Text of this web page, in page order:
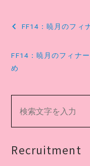
投
ナ
ゲ
ー
ョ
FF14：暁月のフィ
FF14：暁月のフィナ
め
Recruitment